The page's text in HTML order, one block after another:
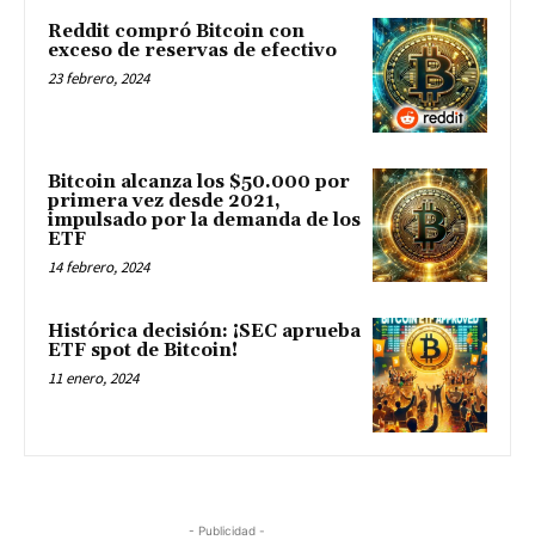
Reddit compró Bitcoin con
exceso de reservas de efectivo
23 febrero, 2024
Bitcoin alcanza los $50.000 por
primera vez desde 2021,
impulsado por la demanda de los
ETF
14 febrero, 2024
Histórica decisión: ¡SEC aprueba
ETF spot de Bitcoin!
11 enero, 2024
- Publicidad -